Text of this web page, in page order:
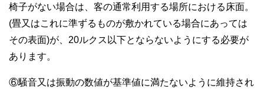
椅子がない場合は、客の通常利用する場所における床面。
(畳又はこれに準ずるものが敷かれている場合にあっては
その表面)が、20ルクス以下とならないようにする必要が
あります。
⑥騒音又は振動の数値が基準値に満たないように維持され